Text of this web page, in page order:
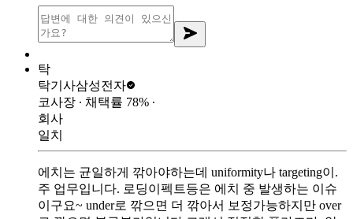
탁
탁기사삼성전자
코사장 ∙ 채택률 78% ∙
회사
일치
에치는 균일하게 깎아야하는데 uniformity나 targeting이.
주 업무입니다. 로딩이펙트등은 에치 중 발생하는 이슈
이구요~ under로 깎으면 더 깎아서 보정가능하지만 over